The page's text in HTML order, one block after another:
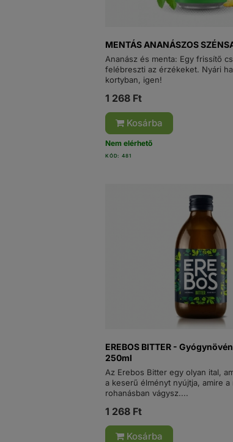
KÓD: 481
MENTÁS ANANÁSZOS
Ananász és menta: Egy frissítő
felébreszti az érzékeket. Nyári
kortyban, igen!
1 268 Ft
Kosárba
Nem elérhető
EREBOS BITTER -
250ml
Az Erebos Bitter egy olyan ital,
a keserű élményt nyújtja, amire a
rohanásban vágysz....
1 268 Ft
Kosárba